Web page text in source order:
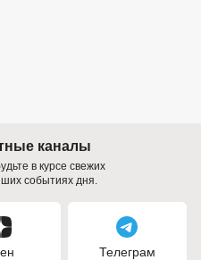
каналы
в курсе свежих
событиях дня.
Телеграм